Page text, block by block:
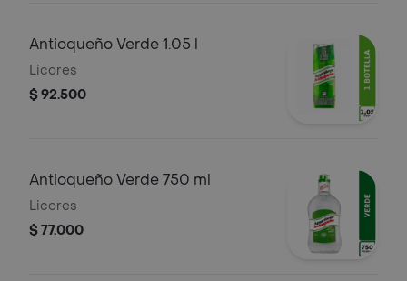
Antioqueño Verde 1.05 l
Licores
$ 92.500
Antioqueño Verde 750 ml
Licores
$ 77.000